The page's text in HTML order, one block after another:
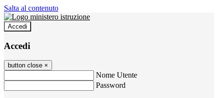
Salta al contenuto
Accedi
Accedi
button close ×
Nome Utente
Password